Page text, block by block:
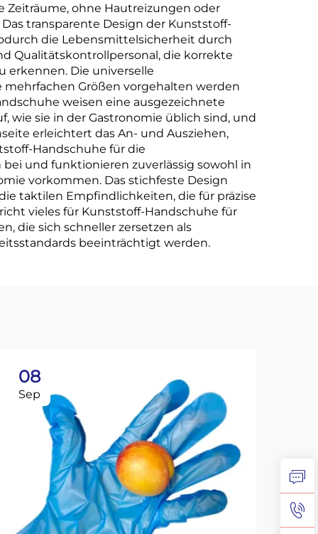
Zeiträume, ohne Hautreizungen oder
transparente Design der Kunststoff-
die Lebensmittelsicherheit durch
Qualitätskontrollpersonal, die korrekte
erkennen. Die universelle
Größen vorgehalten werden
weisen eine ausgezeichnete
sie in der Gastronomie üblich sind, und
erleichtert das An- und Ausziehen,
Handschuhe für die
und funktionieren zuverlässig sowohl in
vorkommen. Das stichfeste Design
taktilen Empfindlichkeiten, die für präzise
vieles für Kunststoff-Handschuhe für
die sich schneller zersetzen als
beeinträchtigt werden.
08
Sep